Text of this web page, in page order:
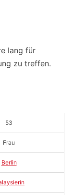
lang für
zu treffen.
53
Frau
Berlin